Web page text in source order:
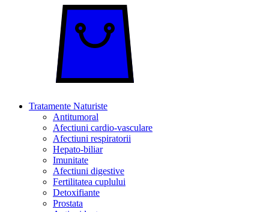
Tratamente Naturiste
Antitumoral
Afectiuni cardio-vasculare
Afectiuni respiratorii
Hepato-biliar
Imunitate
Afectiuni digestive
Fertilitatea cuplului
Detoxifiante
Prostata